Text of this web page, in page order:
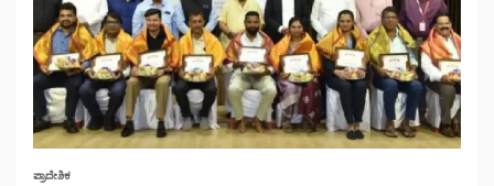
ಪ್ರಾದೇಶಿಕ